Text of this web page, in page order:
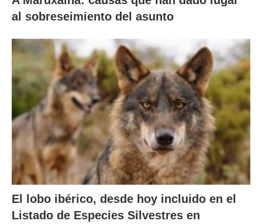
al sobreseimiento del asunto
El lobo ibérico, desde hoy incluido en el
Listado de Especies Silvestres en